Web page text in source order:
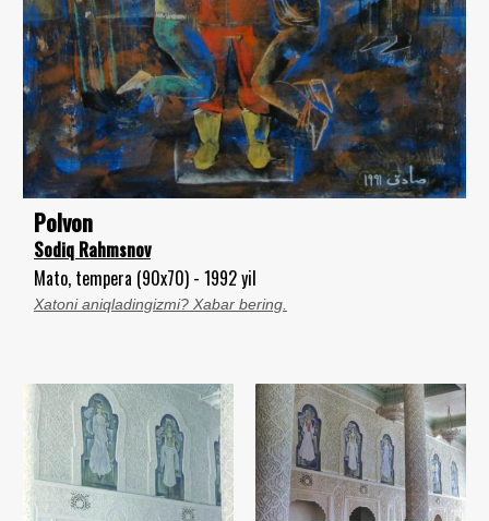
Polvon
Sodiq Rahmsnov
Mato, tempera (90x70) - 1992 yil
Xatoni aniqladingizmi? Xabar bering.